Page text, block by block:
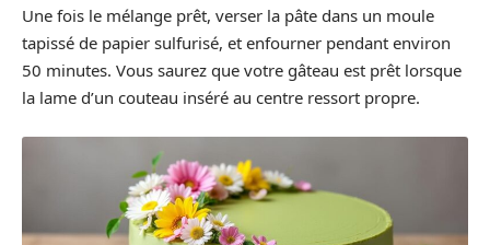
Une fois le mélange prêt, verser la pâte dans un moule
tapissé de papier sulfurisé, et enfourner pendant environ
50 minutes. Vous saurez que votre gâteau est prêt lorsque
la lame d’un couteau inséré au centre ressort propre.